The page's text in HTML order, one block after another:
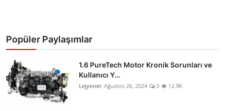
Popüler Paylaşımlar
1.6 PureTech Motor Kronik Sorunları ve
Kullanıcı Y...
Lejyoner Ağustos 26, 2024 0 12.9K